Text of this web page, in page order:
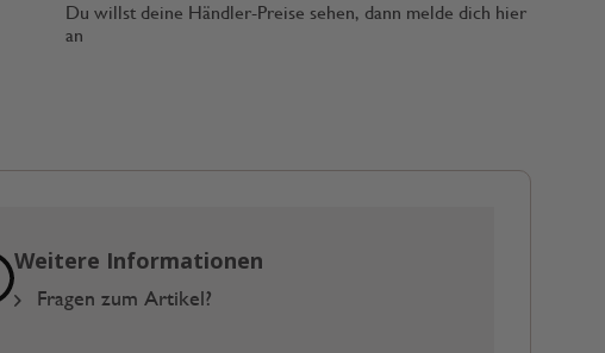
Du willst deine Händler-Preise sehen, dann melde dich hier
an
Weitere Informationen
Fragen zum Artikel?